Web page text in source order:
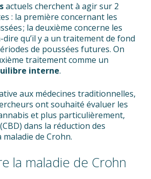
actuels cherchent à agir sur 2
: la première concernant les
; la deuxième concerne les
dire qu’il y a un traitement de fond
de poussées futures. On
traitement comme un
interne.
aux médecines traditionnelles,
ont souhaité évaluer les
et plus particulièrement,
(CBD) dans la réduction des
de Crohn.
la maladie de Crohn